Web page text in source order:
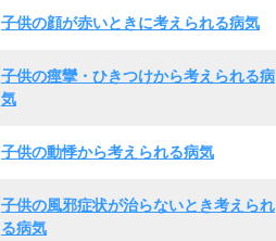
子供の顔が赤いときに考えられる病気
子供の痙攣・ひきつけから考えられる病
気
子供の動悸から考えられる病気
子供の風邪症状が治らないとき考えられ
る病気